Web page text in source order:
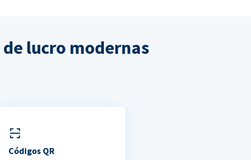
lucro modernas
Códigos QR